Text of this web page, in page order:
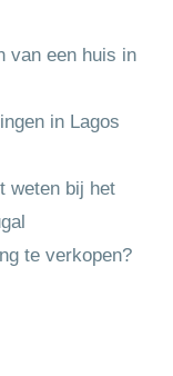
van een huis in
in Lagos
weten bij het
te verkopen?